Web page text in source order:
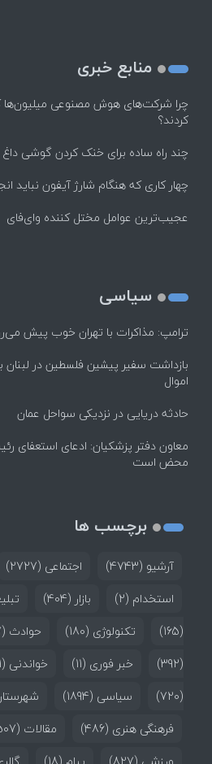
منابع خبری
چرا شرکت‌های هوش مصنوعی میلیون‌ها
کردند؟
چند راه‌ ساده برای خنک کردن گوشی داغ
چهار کاری که هنگام شارژ آیفون نباید
عجیب‌ترین عوامل مختل کننده وای‌فای
سیاسی
ترامپ: مذاکرات با تهران خوب پیش
بازداشت سفیر پیشین فلسطین در لبنان
اموال
حادثه دریایی در نزدیکی سواحل عمان
معاون دفتر پزشکیان: ادعای استعفای
محض است
برچسب ها
آرشیو (4743) اجتماعی (2727)
استخدام (2) بازار (404)
(165)
تکنولوژی (180) حوادث (2347)
(392)
خبر فوری (11) خواندنی (151)
(720)
سیاسی (1894)
فرهنگی هنری (486) مقالات (507)